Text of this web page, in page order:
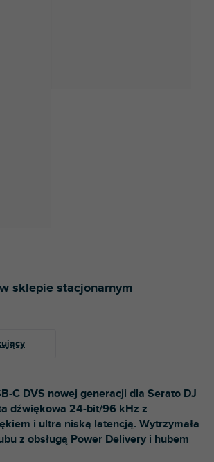
sklepie stacjonarnym
C DVS nowej generacji dla Serato DJ
dźwiękowa 24-bit/96 kHz z
i ultra niską latencją. Wytrzymała
z obsługą Power Delivery i hubem